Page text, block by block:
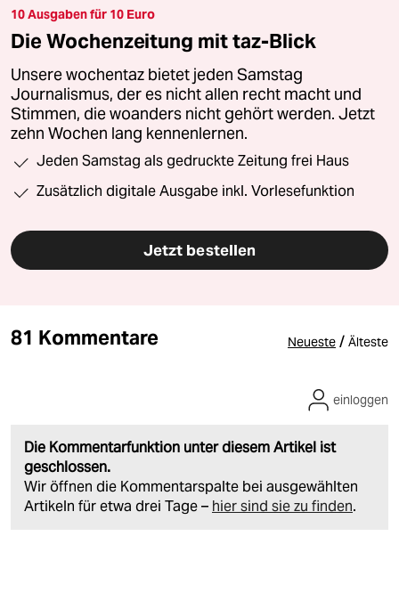
10 Ausgaben für 10 Euro
Die Wochenzeitung mit taz-Blick
Unsere wochentaz bietet jeden Samstag
Journalismus, der es nicht allen recht macht und
Stimmen, die woanders nicht gehört werden. Jetzt
zehn Wochen lang kennenlernen.
Jeden Samstag als gedruckte Zeitung frei Haus
Zusätzlich digitale Ausgabe inkl. Vorlesefunktion
Jetzt bestellen
81 Kommentare Neueste / Älteste
Die Kommentarfunktion unter diesem Artikel ist
geschlossen.
Wir öffnen die Kommentarspalte bei ausgewählten
Artikeln für etwa drei Tage – hier sind sie zu finden.
einloggen